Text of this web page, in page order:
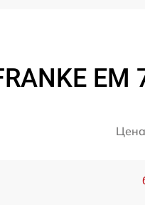
EM
Цена